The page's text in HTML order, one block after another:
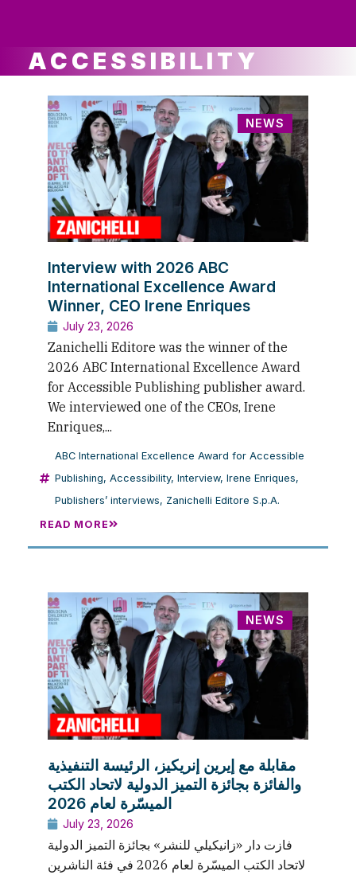
ACCESSIBILITY
NEWS
Interview with 2026 ABC
International Excellence Award
Winner, CEO Irene Enriques
July 23, 2026
Zanichelli Editore was the winner of the
2026 ABC International Excellence Award
for Accessible Publishing publisher award.
We interviewed one of the CEOs, Irene
Enriques,...
ABC International Excellence Award for Accessible
Publishing, Accessibility, Interview, Irene Enriques,
Publishers’ interviews, Zanichelli Editore S.p.A.
READ MORE
NEWS
مقابلة مع إيرين إنريكيز، الرئيسة التنفيذية
والفائزة بجائزة التميز الدولية لاتحاد الكتب
الميسّرة لعام 2026
July 23, 2026
فازت دار «زانيكيلي للنشر» بجائزة التميز الدولية
لاتحاد الكتب الميسّرة لعام 2026 في فئة الناشرين